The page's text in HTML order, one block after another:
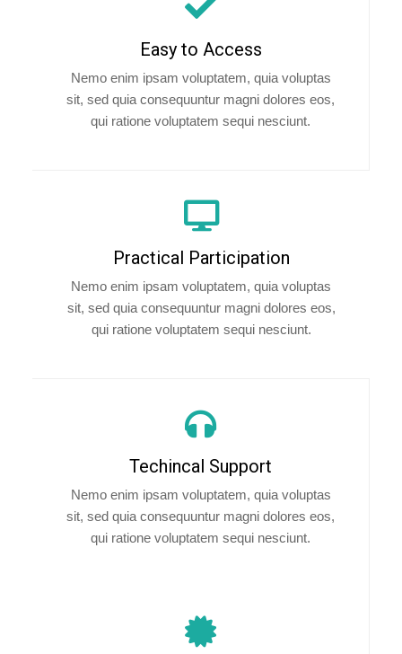
Easy to Access
Nemo enim ipsam voluptatem, quia voluptas
sit, sed quia consequuntur magni dolores eos,
qui ratione voluptatem sequi nesciunt.
Practical Participation
Nemo enim ipsam voluptatem, quia voluptas
sit, sed quia consequuntur magni dolores eos,
qui ratione voluptatem sequi nesciunt.
Techincal Support
Nemo enim ipsam voluptatem, quia voluptas
sit, sed quia consequuntur magni dolores eos,
qui ratione voluptatem sequi nesciunt.